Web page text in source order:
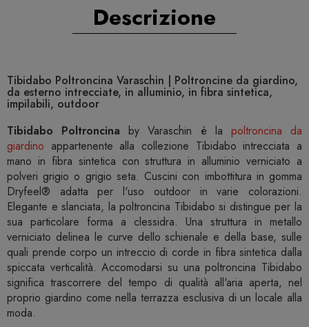
Descrizione
Tibidabo Poltroncina Varaschin | Poltroncine da giardino,
da esterno intrecciate, in alluminio, in fibra sintetica,
impilabili, outdoor
Tibidabo Poltroncinaby Varaschin è la poltroncina da
giardino appartenente alla collezione Tibidabo intrecciata a
mano in fibra sintetica con struttura in alluminio verniciato a
polveri grigio o grigio seta. Cuscini con imbottitura in gomma
Dryfeel® adatta per l'uso outdoor in varie colorazioni.
Elegante e slanciata, la poltroncina Tibidabo si distingue per la
sua particolare forma a clessidra. Una struttura in metallo
verniciato delinea le curve dello schienale e della base, sulle
quali prende corpo un intreccio di corde in fibra sintetica dalla
spiccata verticalità. Accomodarsi su una poltroncina Tibidabo
significa trascorrere del tempo di qualità all'aria aperta, nel
proprio giardino come nella terrazza esclusiva di un locale alla
moda.